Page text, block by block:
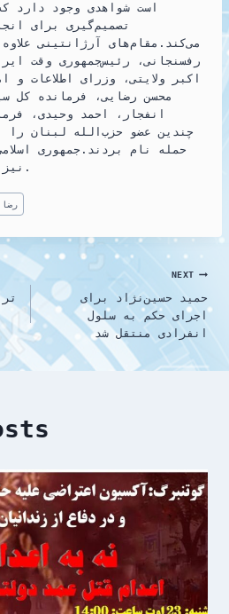
است شواهدی وجود دارد
تصمیم‌گیری برای
می‌کند.مقام‌های آرژانتینی
رفسنجانی، رئیس‌جمهوری وقت
اکبر ولایتی، وزرای اطلاعات و
محسن رضایی، فرمانده کل
انفجار، احمد وحیدی،
چندین عضو حزب‌الله لبنان را
حمله نام بردند.جمهوری
نیز دست به ترور زده است.
NEXT
حمید حسین‌نژاد برای
اجرای حکم به سلول
انفرادی منتقل شد